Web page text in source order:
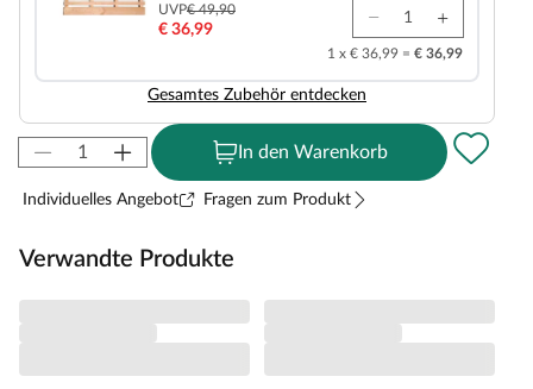
UVP€ 49,90
€ 36,99
1 x € 36,99 = € 36,99
Gesamtes Zubehör entdecken
In den Warenkorb
Individuelles Angebot Fragen zum Produkt
Verwandte Produkte